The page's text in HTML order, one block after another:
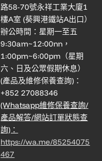
路58-70號永祥工業大廈1
樓A室 (葵興港鐵站A出口）
辦公時間：星期一至五
9:30am~12:00nn，
1:00pm~6:00pm（星期
六、日及公眾假期休息）
(產品及維修保養查詢)：
+852 27088346
(Whatsapp維修保養查詢/
產品解答/網站訂單狀態查
詢)：
https://wa.me/85254075
467